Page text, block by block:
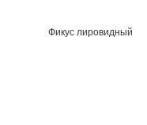
Фикус лировидный